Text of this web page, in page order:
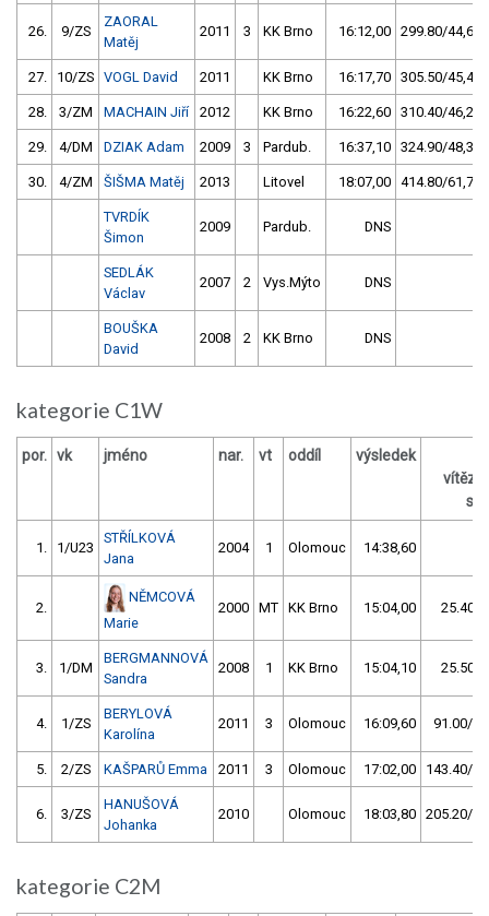
26. 9/ZS
ZAORAL
Matěj
2011 3 KK Brno 16:12,00 299.80/44,6
27. 10/ZS VOGL David 2011 KK Brno 16:17,70 305.50/45,4
28. 3/ZM MACHAIN Jiří 2012 KK Brno 16:22,60 310.40/46,2
29. 4/DM DZIAK Adam 2009 3 Pardub. 16:37,10 324.90/48,3
30. 4/ZM ŠIŠMA Matěj 2013 Litovel 18:07,00 414.80/61,7
TVRDÍK
Šimon
2009 Pardub. DNS
SEDLÁK
Václav
2007 2 Vys.Mýto DNS
BOUŠKA
David
2008 2 KK Brno DNS
kategorie C1W
por. vk jméno nar. vt oddíl výsledek
s /
1. 1/U23
STŘÍLKOVÁ
Jana
2004 1 Olomouc 14:38,60
2.
NĚMCOVÁ
Marie
2000 MT KK Brno 15:04,00 25.40/
3. 1/DM
BERGMANNOVÁ
Sandra
2008 1 KK Brno 15:04,10 25.50/
4. 1/ZS
BERYLOVÁ
Karolína
2011 3 Olomouc 16:09,60 91.00/
5. 2/ZS KAŠPARŮ Emma 2011 3 Olomouc 17:02,00 143.40/
6. 3/ZS
HANUŠOVÁ
Johanka
2010 Olomouc 18:03,80 205.20/
kategorie C2M